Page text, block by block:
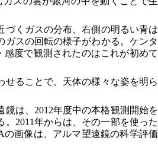
くガスの分布、右側の明るい青は
スの回転の様子がわかる。ケンタ
度で観測されたのはこれが初めて
せることで、天体の様々な姿を明ら
は、2012年度中の本格観測開始を
2011年からは、その一部を使った
画像は、アルマ望遠鏡の科学評価